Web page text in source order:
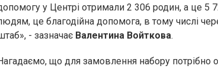
у Центрі отримали 2 306 родин, а це 5
це благодійна допомога, в тому числі
- зазначає Валентина Войткова.
що для замовлення набору потрібно